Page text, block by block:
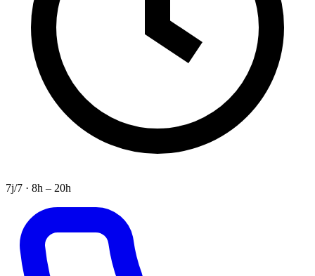
7j/7 · 8h – 20h